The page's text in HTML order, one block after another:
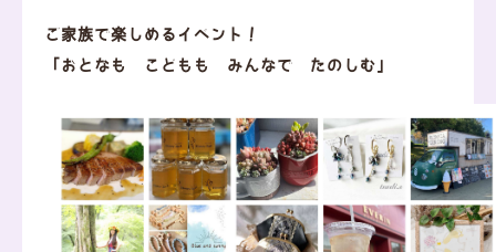
ご家族で楽しめるイベント！
「おとなも こどもも みんなで たのしむ」